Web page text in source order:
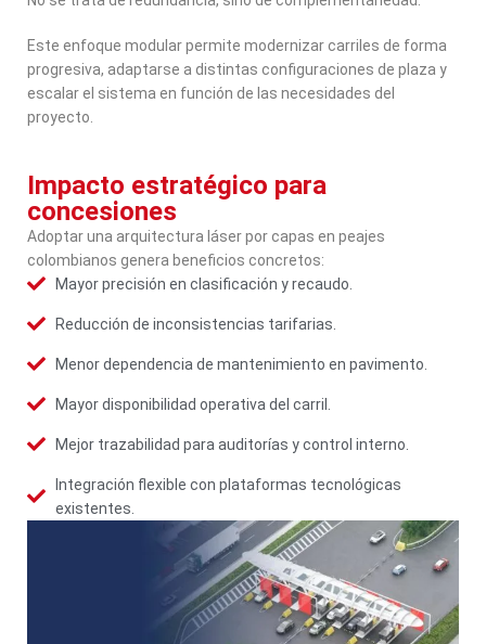
Este enfoque modular permite modernizar carriles de forma
progresiva, adaptarse a distintas configuraciones de plaza y
escalar el sistema en función de las necesidades del
proyecto.
Impacto estratégico para
concesiones
Adoptar una arquitectura láser por capas en peajes
colombianos genera beneficios concretos:
Mayor precisión en clasificación y recaudo.
Reducción de inconsistencias tarifarias.
Menor dependencia de mantenimiento en pavimento.
Mayor disponibilidad operativa del carril.
Mejor trazabilidad para auditorías y control interno.
Integración flexible con plataformas tecnológicas
existentes.